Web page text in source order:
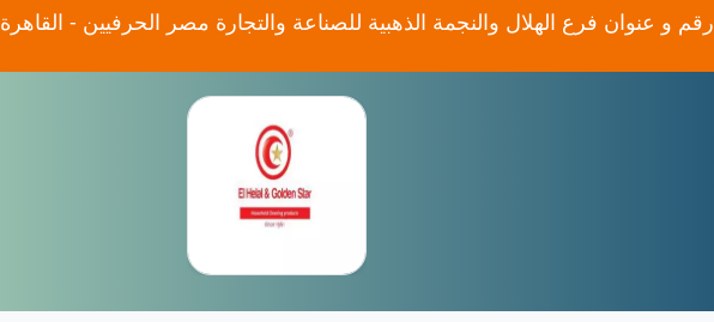
رقم و عنوان فرع الهلال والنجمة الذهبية للصناعة والتجارة مصر الحرفيين - القاهرة